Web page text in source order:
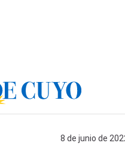
8 de junio de